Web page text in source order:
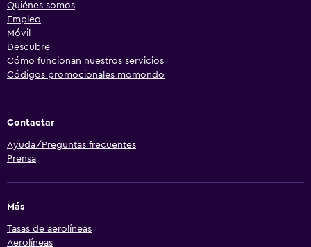
Quiénes somos
Empleo
Móvil
Descubre
Cómo funcionan nuestros servicios
Códigos promocionales momondo
Contactar
Ayuda/Preguntas frecuentes
Prensa
Más
Tasas de aerolíneas
Aerolíneas